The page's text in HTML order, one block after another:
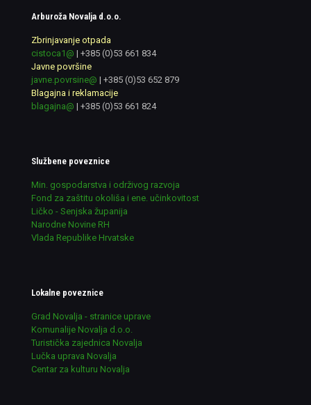
Arburoža Novalja d.o.o.
Zbrinjavanje otpada
cistoca1@ | +385 (0)53 661 834
Javne površine
javne.povrsine@ | +385 (0)53 652 879
Blagajna i reklamacije
blagajna@ | +385 (0)53 661 824
Službene poveznice
Min. gospodarstva i održivog razvoja
Fond za zaštitu okoliša i ene. učinkovitost
Ličko - Senjska županija
Narodne Novine RH
Vlada Republike Hrvatske
Lokalne poveznice
Grad Novalja - stranice uprave
Komunalije Novalja d.o.o.
Turistička zajednica Novalja
Lučka uprava Novalja
Centar za kulturu Novalja